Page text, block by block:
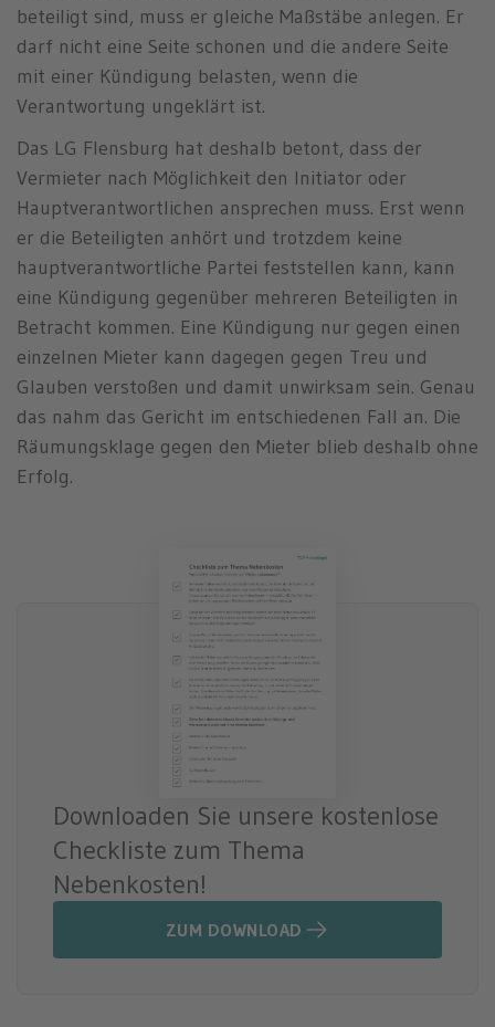
beteiligt sind, muss er gleiche Maßstäbe anlegen. Er
darf nicht eine Seite schonen und die andere Seite
mit einer Kündigung belasten, wenn die
Verantwortung ungeklärt ist.
Das LG Flensburg hat deshalb betont, dass der
Vermieter nach Möglichkeit den Initiator oder
Hauptverantwortlichen ansprechen muss. Erst wenn
er die Beteiligten anhört und trotzdem keine
hauptverantwortliche Partei feststellen kann, kann
eine Kündigung gegenüber mehreren Beteiligten in
Betracht kommen. Eine Kündigung nur gegen einen
einzelnen Mieter kann dagegen gegen Treu und
Glauben verstoßen und damit unwirksam sein. Genau
das nahm das Gericht im entschiedenen Fall an. Die
Räumungsklage gegen den Mieter blieb deshalb ohne
Erfolg.
Downloaden Sie unsere kostenlose
Checkliste zum Thema
Nebenkosten!
ZUM DOWNLOAD